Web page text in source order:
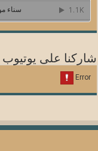
شاركنا على يوتيوب